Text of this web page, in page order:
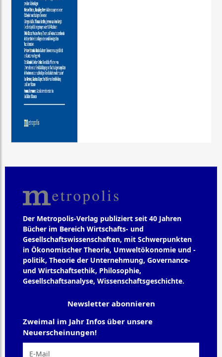
Der Metropolis-Verlag publiziert seit 40 Jahren
Bücher im Bereich Wirtschafts- und
Gesellschaftswissenschaften, mit Schwerpunkten
in Ökonomischer Theorie, Umweltökonomie und -
politik, Theorie der Unternehmung, Governance-
und Wirtschaftsethik, Philosophie,
Gesellschaftsanalyse, Wissenschaftsgeschichte.
Newsletter abonnieren
Zweimal im Jahr Infos über unsere
Neuerscheinungen!